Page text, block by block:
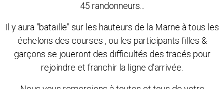
45 randonneurs...
Il y aura "bataille" sur les hauteurs de la Marne à tous les
échelons des courses , ou les participants filles &
garçons se joueront des difficultés des tracés pour
rejoindre et franchir la ligne d'arrivée.